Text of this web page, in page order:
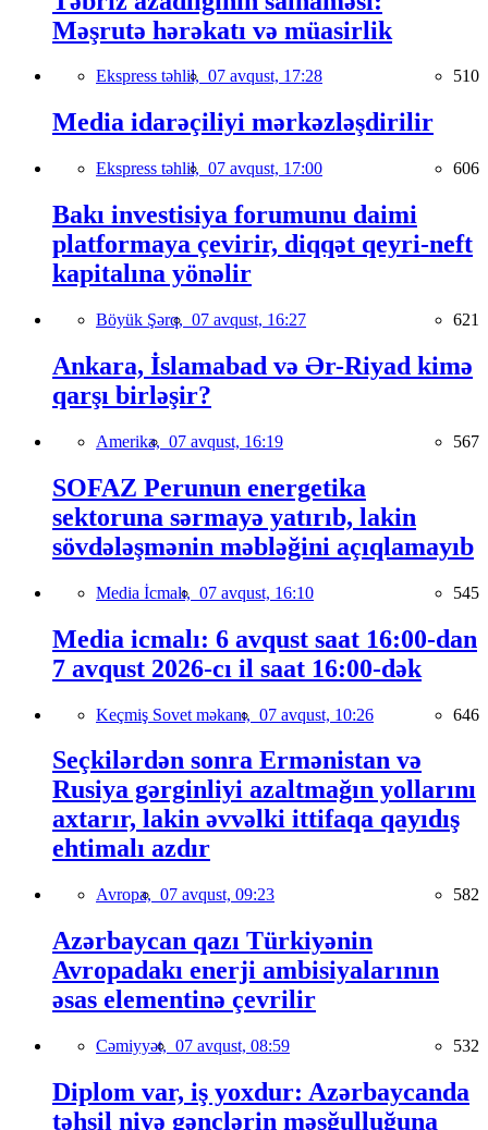
Məşrutə hərəkatı və müasirlik
Ekspress təhlil, 07 avqust, 17:28 510
Media idarəçiliyi mərkəzləşdirilir
Ekspress təhlil, 07 avqust, 17:00 606
Bakı investisiya forumunu daimi
platformaya çevirir, diqqət qeyri-neft
kapitalına yönəlir
Böyük Şərq, 07 avqust, 16:27 621
Ankara, İslamabad və Ər-Riyad kimə
qarşı birləşir?
Amerika, 07 avqust, 16:19 567
SOFAZ Perunun energetika
sektoruna sərmayə yatırıb, lakin
sövdələşmənin məbləğini açıqlamayıb
Media İcmalı, 07 avqust, 16:10 545
Media icmalı: 6 avqust saat 16:00-dan
7 avqust 2026-cı il saat 16:00-dək
Keçmiş Sovet məkanı, 07 avqust, 10:26 646
Seçkilərdən sonra Ermənistan və
Rusiya gərginliyi azaltmağın yollarını
axtarır, lakin əvvəlki ittifaqa qayıdış
ehtimalı azdır
Avropa, 07 avqust, 09:23 582
Azərbaycan qazı Türkiyənin
Avropadakı enerji ambisiyalarının
əsas elementinə çevrilir
Cəmiyyət, 07 avqust, 08:59 532
Diplom var, iş yoxdur: Azərbaycanda
təhsil niyə gənclərin məşğulluğuna